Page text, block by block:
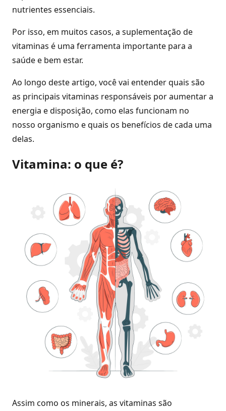
nutrientes essenciais.
Por isso, em muitos casos, a suplementação de
vitaminas é uma ferramenta importante para a
saúde e bem estar.
Ao longo deste artigo, você vai entender quais são
as principais vitaminas responsáveis por aumentar a
energia e disposição, como elas funcionam no
nosso organismo e quais os benefícios de cada uma
delas.
Vitamina: o que é?
Assim como os minerais, as vitaminas são